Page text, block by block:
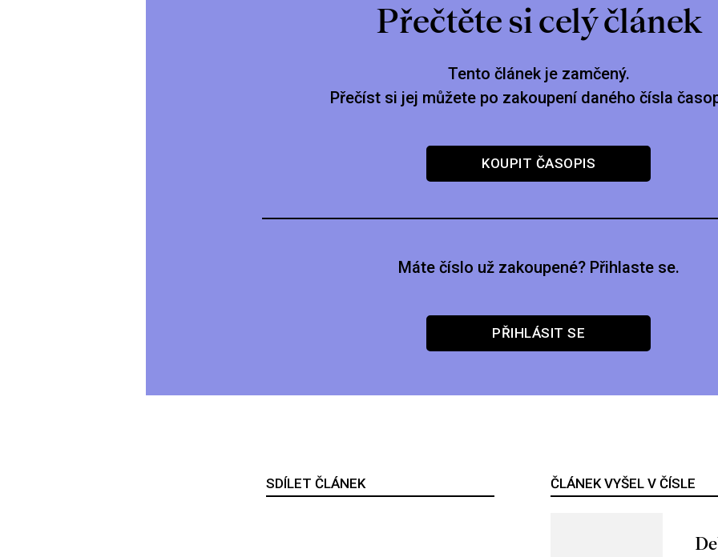
Přečtěte si celý článek
Tento článek je zamčený.
Přečíst si jej můžete po zakoupení daného čísla
KOUPIT ČASOPIS
Máte číslo už zakoupené? Přihlaste se.
PŘIHLÁSIT SE
SDÍLET ČLÁNEK ČLÁNEK VYŠEL V ČÍSLE